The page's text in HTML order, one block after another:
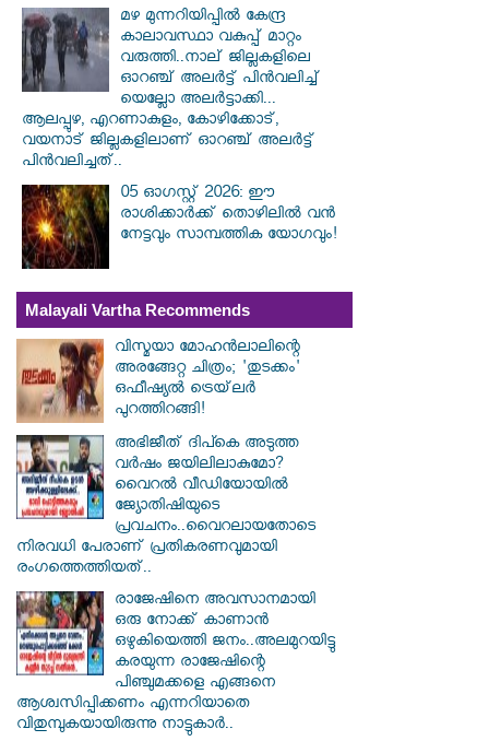
മഴ മുന്നറിയിപ്പിൽ കേന്ദ്ര
കാലാവസ്ഥാ വകുപ്പ് മാറ്റം
വരുത്തി..നാല് ജില്ലകളിലെ
ഓറഞ്ച് അലർട്ട് പിൻവലിച്ച്
യെല്ലോ അലർട്ടാക്കി...
ആലപ്പുഴ, എറണാകുളം, കോഴിക്കോട്,
വയനാട് ജില്ലകളിലാണ് ഓറഞ്ച് അലർട്ട്
പിൻവലിച്ചത്..
05 ഓഗസ്റ്റ് 2026: ഈ
രാശിക്കാർക്ക് തൊഴിലിൽ വൻ
നേട്ടവും സാമ്പത്തിക യോഗവും!
Malayali Vartha Recommends
വിസ്മയാ മോഹൻലാലിന്റെ
അരങ്ങേറ്റ ചിത്രം; 'തുടക്കം'
ഒഫീഷ്യൽ ട്രെയ്‌ലർ
പുറത്തിറങ്ങി!
അഭിജീത് ദിപ്കെ അടുത്ത
വർഷം ജയിലിലാകുമോ?
വൈറൽ വീഡിയോയിൽ
ജ്യോതിഷിയുടെ
പ്രവചനം..വൈറലായതോടെ
നിരവധി പേരാണ് പ്രതികരണവുമായി
രംഗത്തെത്തിയത്..
രാജേഷിനെ അവസാനമായി
ഒരു നോക്ക് കാണാൻ
ഒഴുകിയെത്തി ജനം..അലമുറയിട്ടു
കരയുന്ന രാജേഷിന്റെ
പിഞ്ചുമക്കളെ എങ്ങനെ
ആശ്വസിപ്പിക്കണം എന്നറിയാതെ
വിതുമ്പുകയായിരുന്നു നാട്ടുകാർ..